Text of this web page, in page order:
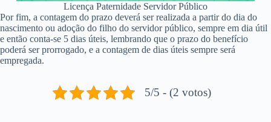
Licença Paternidade Servidor Público
Por fim, a contagem do prazo deverá ser realizada a partir do dia do
nascimento ou adoção do filho do servidor público, sempre em dia útil
e então conta-se 5 dias úteis, lembrando que o prazo do benefício
poderá ser prorrogado, e a contagem de dias úteis sempre será
empregada.
5/5 - (2 votos)